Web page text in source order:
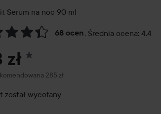
Serum na noc 90 ml
68 ocen, Średnia ocena: 4.4
do Recenzje i komentarze
zł *
285 zł
cena 285 zł
został wycofany